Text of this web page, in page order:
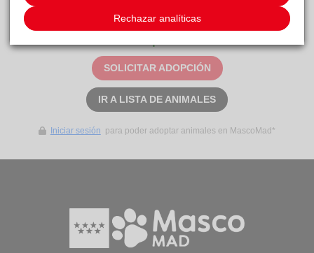
Este animal aún no ha recibido solicitudes de
SOLICITAR ADOPCIÓN
IR A LISTA DE ANIMALES
Iniciar sesión para poder adoptar animales en MascoMad*
Rechazar analíticas